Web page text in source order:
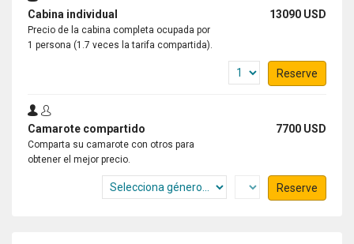
Cabina individual 13090 USD
Precio de la cabina completa ocupada por
1 persona (1.7 veces la tarifa compartida).
Reserve
Camarote compartido 7700 USD
Comparta su camarote con otros para
obtener el mejor precio.
Reserve